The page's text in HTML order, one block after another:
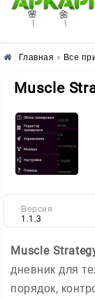
🌸 🌼
Главная » Все
Muscle
Версия
1.1.3
Muscle
дневник для
порядок,